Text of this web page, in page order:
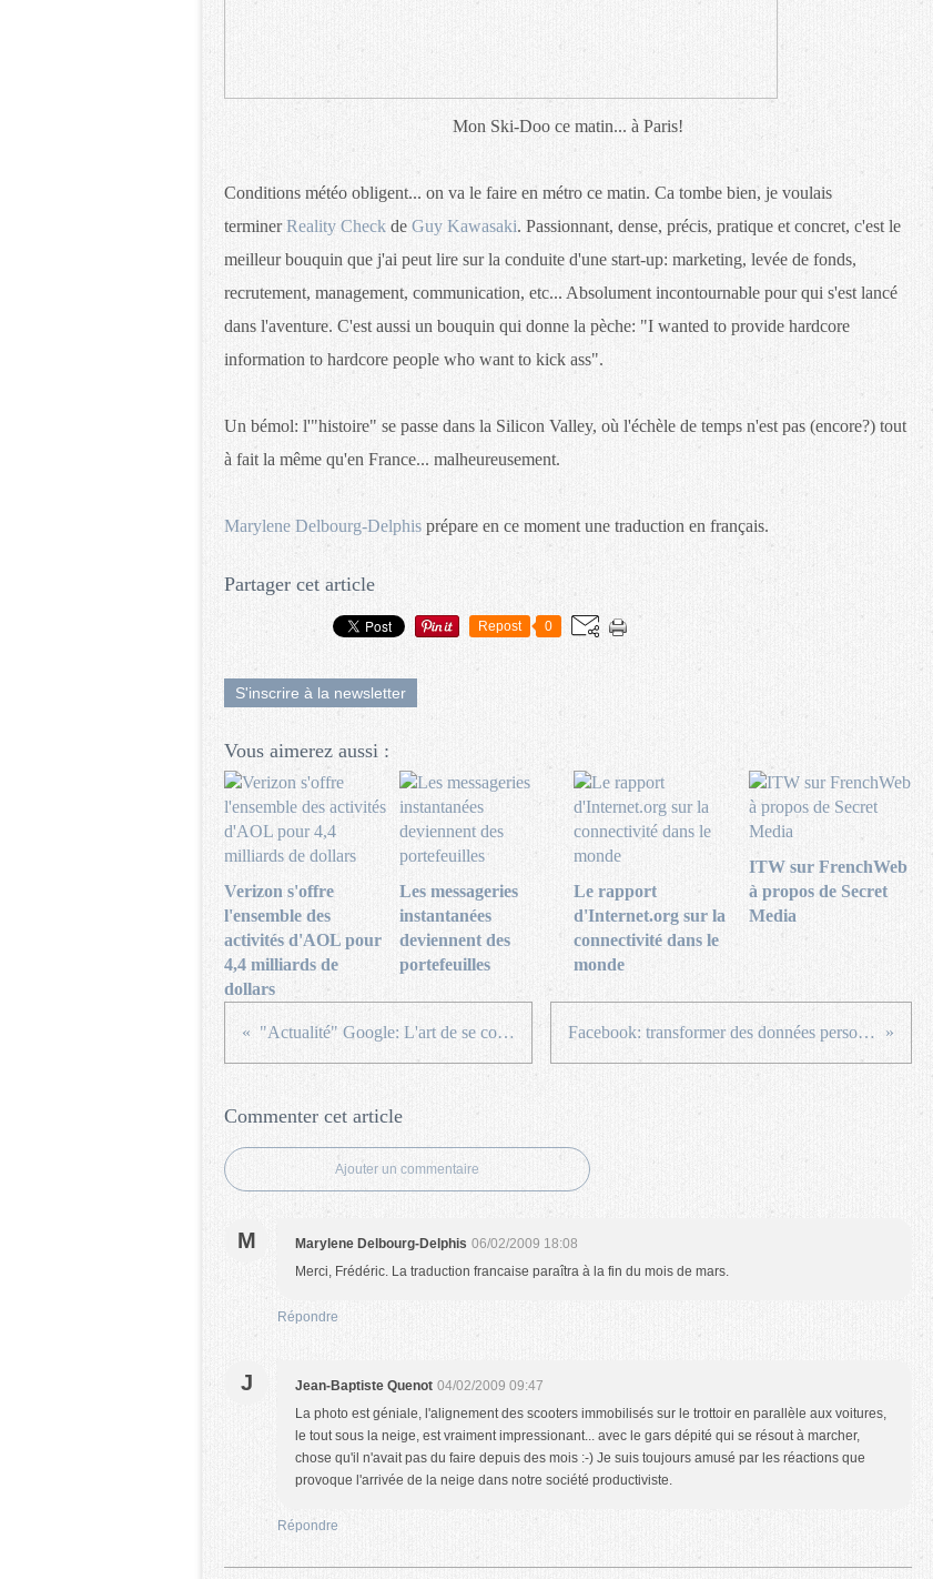
Mon Ski-Doo ce matin... à Paris!
Conditions météo obligent... on va le faire en métro ce matin. Ca tombe bien, je voulais
terminerReality Check de Guy Kawasaki. Passionnant, dense, précis, pratique et concret, c'est le
meilleur bouquin que j'ai peut lire sur la conduite d'une start-up: marketing, levée de fonds,
recrutement, management, communication, etc... Absolument incontournable pour qui s'est lancé
dans l'aventure. C'est aussi un bouquin qui donne la pèche: "I wanted to provide hardcore
information to hardcore people who want to kick ass".
Un bémol: l'"histoire" se passe dans la Silicon Valley, où l'échèle de temps n'est pas (encore?) tout
à fait la même qu'en France... malheureusement.
Marylene Delbourg-Delphis prépare en ce moment une traduction en français.
Partager cet article
Repost 0
S'inscrire à la newsletter
Vous aimerez aussi :
Verizon s'offre
l'ensemble des
activités d'AOL pour
4,4 milliards de
dollars
Les messageries
instantanées
deviennent des
portefeuilles
Le rapport
d'Internet.org sur la
connectivité dans le
monde
ITW sur FrenchWeb
à propos de Secret
Media
"Actualité" Google: L'art de se complaire dans la morosité Facebook: transformer des données personnelles en critères de ciblage
Commenter cet article
Ajouter un commentaire
M Marylene Delbourg-Delphis 06/02/2009 18:08
Merci, Frédéric. La traduction francaise paraîtra à la fin du mois de mars.
Répondre
J Jean-Baptiste Quenot 04/02/2009 09:47
La photo est géniale, l'alignement des scooters immobilisés sur le trottoir en parallèle aux voitures,
le tout sous la neige, est vraiment impressionant... avec le gars dépité qui se résout à marcher,
chose qu'il n'avait pas du faire depuis des mois :-) Je suis toujours amusé par les réactions que
provoque l'arrivée de la neige dans notre société productiviste.
Répondre